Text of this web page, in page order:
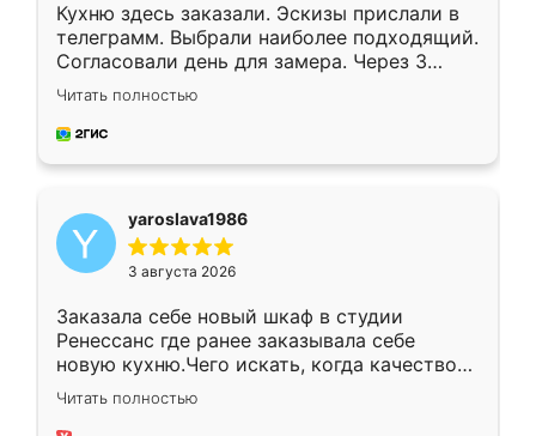
Кухню здесь заказали. Эскизы прислали в
телеграмм. Выбрали наиболее подходящий.
Согласовали день для замера. Через 3
недели кухня была уже готова. Остались
довольны работой. Спасибо Ренессанс
мебель за качественную работу!
Читать полностью
yaroslava1986
3 августа 2026
Заказала себе новый шкаф в студии
Ренессанс где ранее заказывала себе
новую кухню.Чего искать, когда качеством
вполне довольна. Служит кухня уже почти
два года, нареканий нет.
Читать полностью